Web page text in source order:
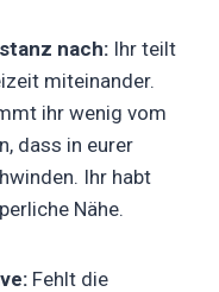
nach: Ihr teilt
miteinander.
ihr wenig vom
dass in eurer
Ihr habt
Nähe.
Fehlt die